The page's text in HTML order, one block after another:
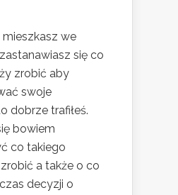
mieszkasz we
się co
zrobić aby
swoje
dobrze trafiłeś.
bowiem
co takiego
a także o co
decyzji o